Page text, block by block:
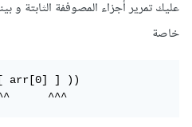
عليك تمرير أجزاء المصوففة الثابتة و
خاصة
[ arr[0] ] ))
^^^      ^^^